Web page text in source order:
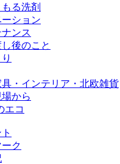
る洗剤
ーション
ナンス
後のこと
・インテリア・北欧雑貨
から
エコ
ク